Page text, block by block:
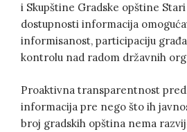
i Skupštine Gradske opštine
dostupnosti informacija
informisanost, participaciju
kontrolu nad radom državnih
Proaktivna transparentnost
informacija pre nego što ih
broj gradskih opština nema